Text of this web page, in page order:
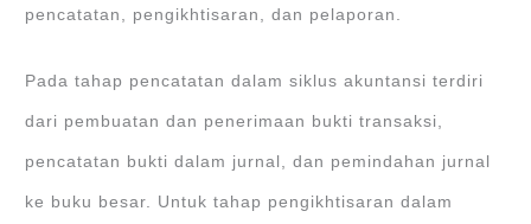
pencatatan, pengikhtisaran, dan pelaporan.
Pada tahap pencatatan dalam siklus akuntansi terdiri
dari pembuatan dan penerimaan bukti transaksi,
pencatatan bukti dalam jurnal, dan pemindahan jurnal
ke buku besar. Untuk tahap pengikhtisaran dalam